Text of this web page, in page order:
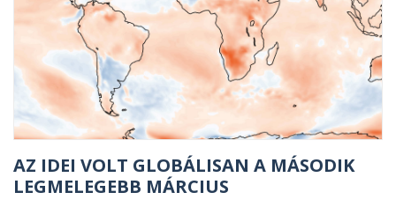
AZ IDEI VOLT GLOBÁLISAN A MÁSODIK
LEGMELEGEBB MÁRCIUS